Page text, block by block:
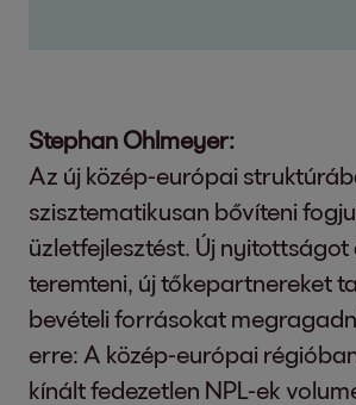
Stephan Ohlmeyer:
Az új közép-európai
szisztematikusan bővíteni
üzletfejlesztést. Új nyitottságot
teremteni, új tőkepartnereket
bevételi forrásokat
erre: A közép-európai
kínált fedezetlen NPL-ek